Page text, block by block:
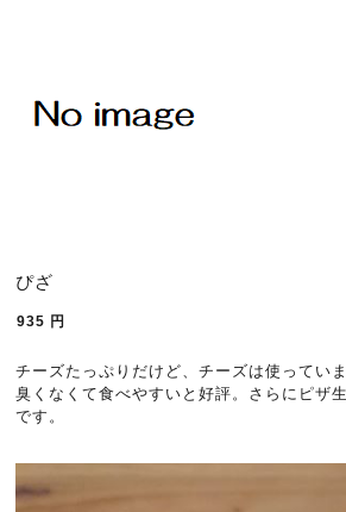
ぴざ
935 円
チーズたっぷりだけど、チーズは使ってい
臭くなくて食べやすいと好評。さらにピザ
です。